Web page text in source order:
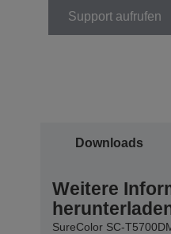
Support aufrufen
Downloads
Weitere
SureColor SC-